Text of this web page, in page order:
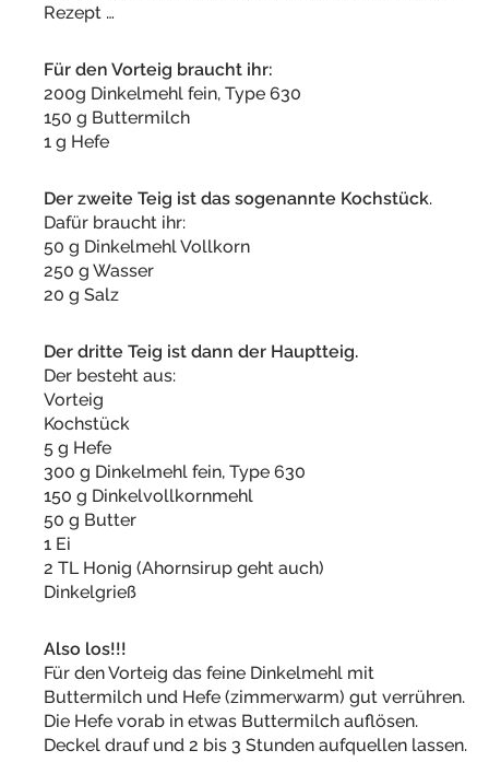
Rezept …
Für den Vorteig braucht ihr:
200g Dinkelmehl fein, Type 630
150 g Buttermilch
1 g Hefe
Der zweite Teig ist das sogenannte Kochstück.
Dafür braucht ihr:
50 g Dinkelmehl Vollkorn
250 g Wasser
20 g Salz
Der dritte Teig ist dann der Hauptteig.
Der besteht aus:
Vorteig
Kochstück
5 g Hefe
300 g Dinkelmehl fein, Type 630
150 g Dinkelvollkornmehl
50 g Butter
1 Ei
2 TL Honig (Ahornsirup geht auch)
Dinkelgrieß
Also los!!!
Für den Vorteig das feine Dinkelmehl mit
Buttermilch und Hefe (zimmerwarm) gut verrühren.
Die Hefe vorab in etwas Buttermilch auflösen.
Deckel drauf und 2 bis 3 Stunden aufquellen lassen.